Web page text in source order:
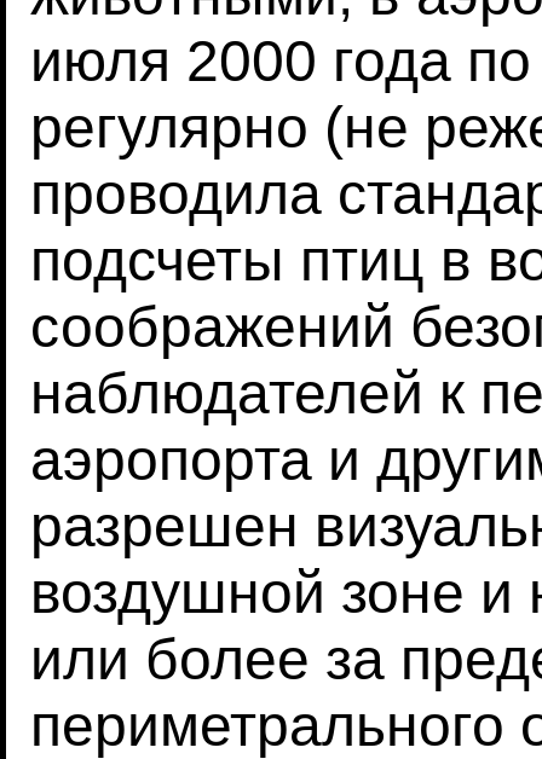
июля 2000 года
регулярно (не
проводила
подсчеты птиц в
соображений
наблюдателей к
аэропорта и
разрешен
воздушной зоне и
или более за
периметрального